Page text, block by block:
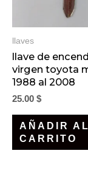
llaves
llave de
virgen toyota
1988 al 2008
25.00 $
AÑADIR AL
CARRITO